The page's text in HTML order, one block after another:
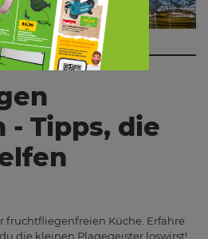
- Tipps, die
fruchtfliegenfreien Küche. Erfahre
die kleinen Plagegeister loswirst!